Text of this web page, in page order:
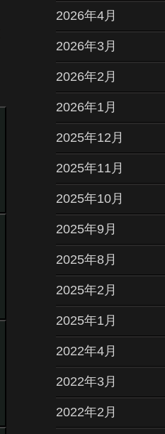
2026年4月
2026年3月
2026年2月
2026年1月
2025年12月
2025年11月
2025年10月
2025年9月
2025年8月
2025年2月
2025年1月
2022年4月
2022年3月
2022年2月